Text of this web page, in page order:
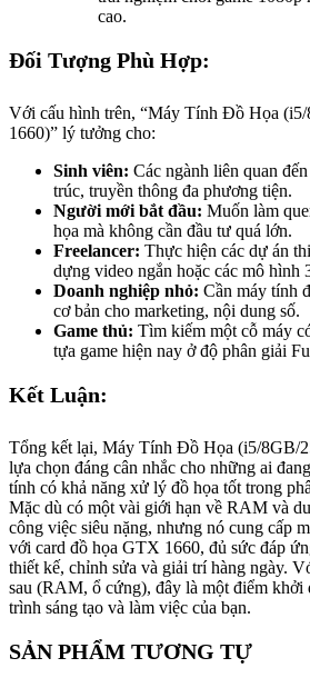
cao.
Đối Tượng Phù Hợp:
Với cấu hình trên, “Máy Tính Đồ Họa
1660)” lý tưởng cho:
Sinh viên: Các ngành liên quan
trúc, truyền thông đa phương tiện.
Người mới bắt đầu: Muốn làm
họa mà không cần đầu tư quá lớn.
Freelancer: Thực hiện các dự án
dựng video ngắn hoặc các mô hình
Doanh nghiệp nhỏ: Cần máy tính
cơ bản cho marketing, nội dung số.
Game thủ: Tìm kiếm một cỗ máy
tựa game hiện nay ở độ phân giải
Kết Luận:
Tổng kết lại, Máy Tính Đồ Họa (i5/8GB/
lựa chọn đáng cân nhắc cho những ai
tính có khả năng xử lý đồ họa tốt trong
Mặc dù có một vài giới hạn về RAM và
công việc siêu nặng, nhưng nó cung cấp
với card đồ họa GTX 1660, đủ sức đáp
thiết kế, chỉnh sửa và giải trí hàng ngày.
sau (RAM, ổ cứng), đây là một điểm khởi
trình sáng tạo và làm việc của bạn.
SẢN PHẨM TƯƠNG TỰ